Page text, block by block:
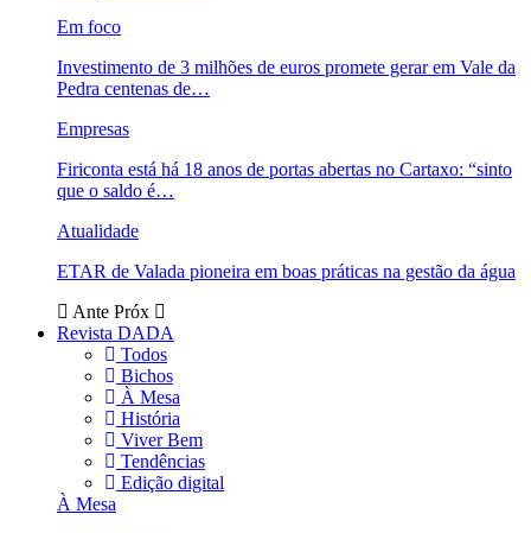
Em foco
Investimento de 3 milhões de euros promete gerar em Vale da
Pedra centenas de…
Empresas
Firiconta está há 18 anos de portas abertas no Cartaxo: “sinto
que o saldo é…
Atualidade
ETAR de Valada pioneira em boas práticas na gestão da água
Ante Próx
Revista DADA
Todos
Bichos
À Mesa
História
Viver Bem
Tendências
Edição digital
À Mesa